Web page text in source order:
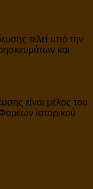
τελεί υπό την
και
είναι μέλος του
Ιστορικού